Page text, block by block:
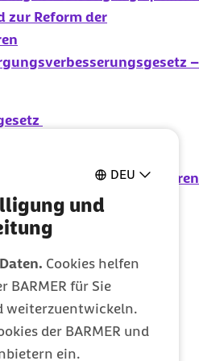
DEU
und
Cookies helfen
BARMER für Sie
weiterzuentwickeln.
der BARMER und
ein.
gelisteten Hybrid-
die verwendeten
beschrieben, noch die zur
genutzten Fallzahlen.
zur Reform der
–
der Qualität der stationären
der Digitalisierung
Nutzung von